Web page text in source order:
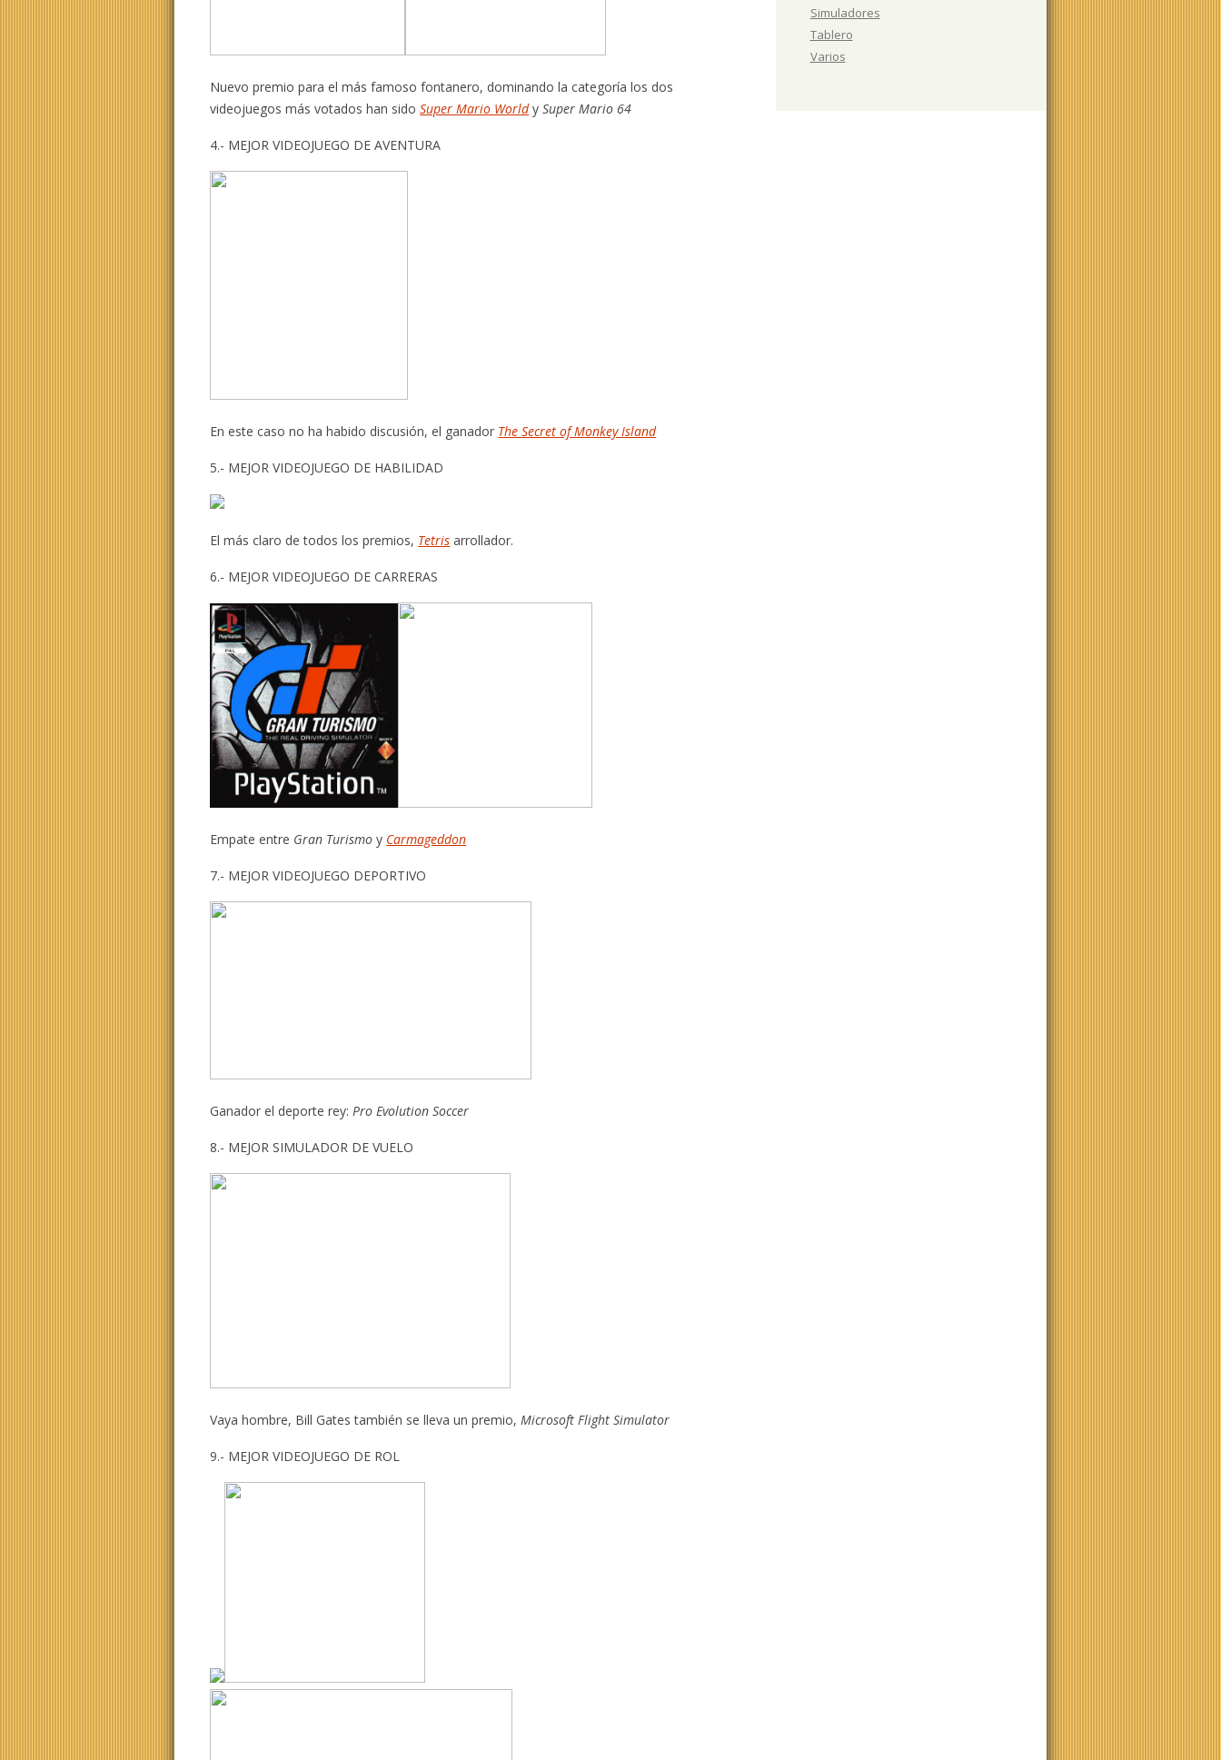
Nuevo premio para el más famoso fontanero, dominando la categoría los dos
videojuegos más votados han sidoSuper Mario WorldySuper Mario 64
4.- MEJOR VIDEOJUEGO DE AVENTURA
En este caso no ha habido discusión, el ganador The Secret of Monkey Island
5.- MEJOR VIDEOJUEGO DE HABILIDAD
El más claro de todos los premios, Tetris arrollador.
6.- MEJOR VIDEOJUEGO DE CARRERAS
Empate entre Gran Turismoy Carmageddon
7.- MEJOR VIDEOJUEGO DEPORTIVO
Ganador el deporte rey: Pro Evolution Soccer
8.- MEJOR SIMULADOR DE VUELO
Vaya hombre, Bill Gates también se lleva un premio, Microsoft Flight Simulator
9.- MEJOR VIDEOJUEGO DE ROL
Simuladores
Tablero
Varios